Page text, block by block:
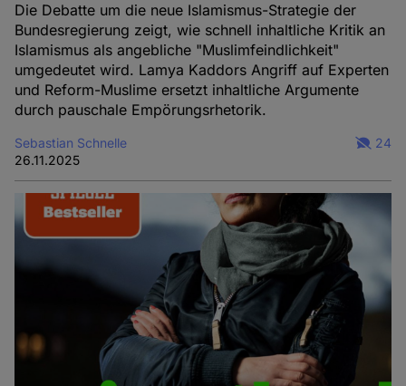
Die Debatte um die neue Islamismus-Strategie der
Bundesregierung zeigt, wie schnell inhaltliche Kritik an
Islamismus als angebliche "Muslimfeindlichkeit"
umgedeutet wird. Lamya Kaddors Angriff auf Experten
und Reform-Muslime ersetzt inhaltliche Argumente
durch pauschale Empörungsrhetorik.
Sebastian Schnelle
26.11.2025
24